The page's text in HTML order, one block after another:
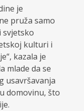
je
pruža samo
svjetsko
kulturi i
kazala je
mlade da se
usavršavanja
domovinu, što